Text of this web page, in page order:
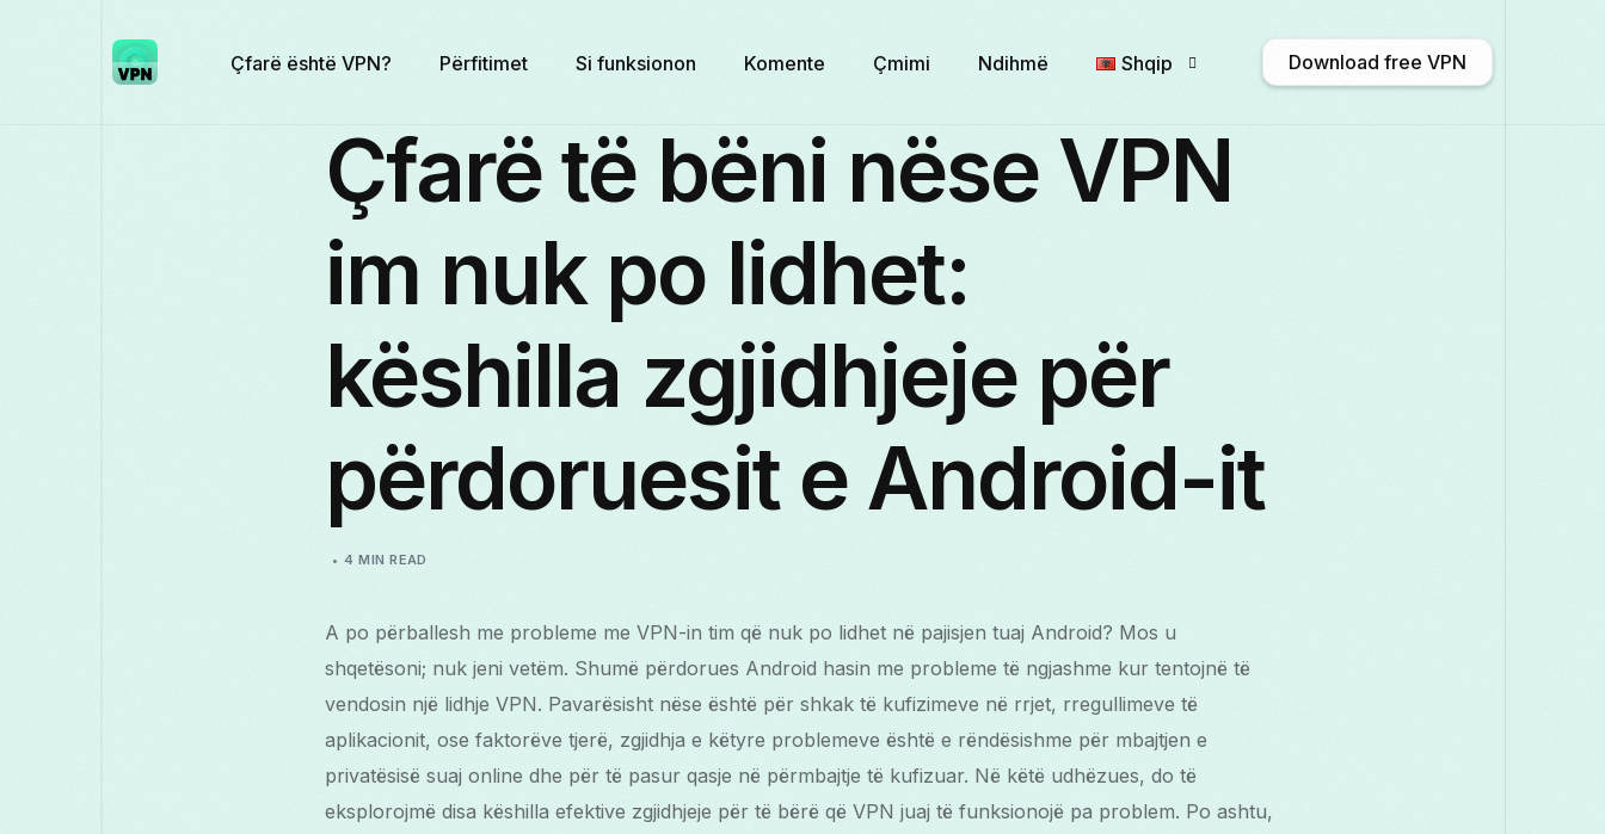
Çfarë është VPN? Përfitimet Si funksionon Komente Çmimi Ndihmë Shqip
Français
Italiano
తెలుగు
Download free VPN
Çfarë të bëni nëse VPN
im nuk po lidhet:
këshilla zgjidhjeje për
përdoruesit e Android-it
4 MIN READ
A po përballesh me probleme me VPN-in tim që nuk po lidhet në pajisjen tuaj Android? Mos u
shqetësoni; nuk jeni vetëm. Shumë përdorues Android hasin me probleme të ngjashme kur tentojnë të
vendosin një lidhje VPN. Pavarësisht nëse është për shkak të kufizimeve në rrjet, rregullimeve të
aplikacionit, ose faktorëve tjerë, zgjidhja e këtyre problemeve është e rëndësishme për mbajtjen e
privatësisë suaj online dhe për të pasur qasje në përmbajtje të kufizuar. Në këtë udhëzues, do të
eksplorojmë disa këshilla efektive zgjidhjeje për të bërë që VPN juaj të funksionojë pa problem. Po ashtu,